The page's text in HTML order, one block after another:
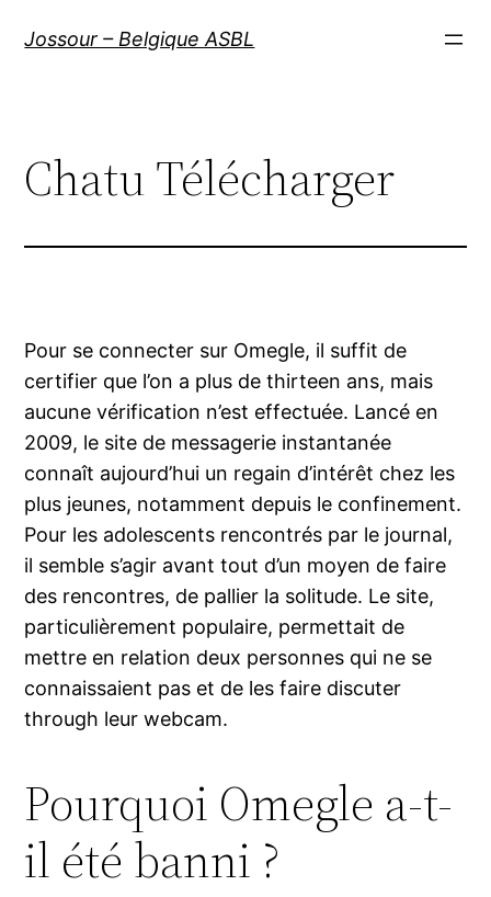
Jossour – Belgique ASBL
Chatu Télécharger
Pour se connecter sur Omegle, il suffit de
certifier que l’on a plus de thirteen ans, mais
aucune vérification n’est effectuée. Lancé en
2009, le site de messagerie instantanée
connaît aujourd’hui un regain d’intérêt chez les
plus jeunes, notamment depuis le confinement.
Pour les adolescents rencontrés par le journal,
il semble s’agir avant tout d’un moyen de faire
des rencontres, de pallier la solitude. Le site,
particulièrement populaire, permettait de
mettre en relation deux personnes qui ne se
connaissaient pas et de les faire discuter
through leur webcam.
Pourquoi Omegle a-t-
il été banni ?